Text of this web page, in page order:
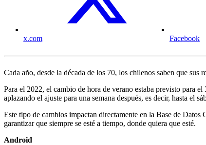
x.com Facebook
Cada año, desde la década de los 70, los chilenos saben que
Para el 2022, el cambio de hora de verano estaba previsto para
aplazando el ajuste para una semana después, es decir, hasta el
Este tipo de cambios impactan directamente en la Base de Datos
garantizar que siempre se esté a tiempo, donde quiera que esté.
Android